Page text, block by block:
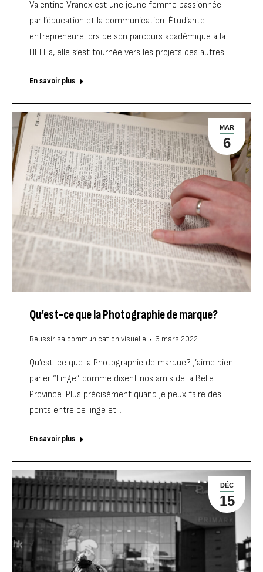
Valentine Vrancx est une jeune femme passionnée
par l’éducation et la communication. Étudiante
entrepreneure lors de son parcours académique à la
HELHa, elle s’est tournée vers les projets des autres…
En savoir plus
MAR
6
Qu’est-ce que la Photographie de marque?
Réussir sa communication visuelle 6 mars 2022
Qu’est-ce que la Photographie de marque? J’aime bien
parler “Linge” comme disent nos amis de la Belle
Province. Plus précisément quand je peux faire des
ponts entre ce linge et…
En savoir plus
DÉC
15